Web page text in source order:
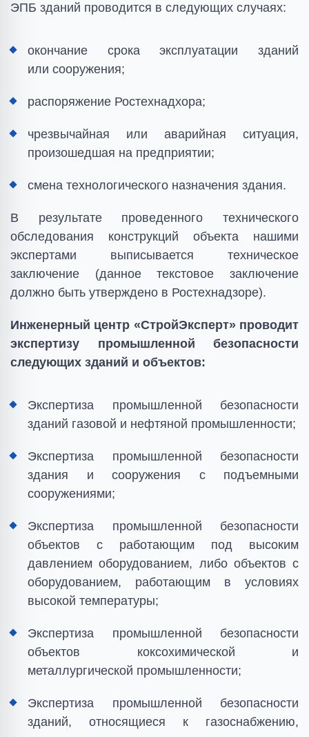
ЭПБ зданий проводится в следующих случаях:
окончание срока эксплуатации зданий
или сооружения;
распоряжение Ростехнадхора;
чрезвычайная или аварийная ситуация,
произошедшая на предприятии;
смена технологического назначения здания.
В результате проведенного технического
обследования конструкций объекта нашими
экспертами выписывается техническое
заключение (данное текстовое заключение
должно быть утверждено в Ростехнадзоре).
Инженерный центр «СтройЭксперт» проводит
экспертизу промышленной безопасности
следующих зданий и объектов:
Экспертиза промышленной безопасности
зданий газовой и нефтяной промышленности;
Экспертиза промышленной безопасности
здания и сооружения с подъемными
сооружениями;
Экспертиза промышленной безопасности
объектов с работающим под высоким
давлением оборудованием, либо объектов с
оборудованием, работающим в условиях
высокой температуры;
Экспертиза промышленной безопасности
объектов коксохимической и
металлургической промышленности;
Экспертиза промышленной безопасности
зданий, относящиеся к газоснабжению,